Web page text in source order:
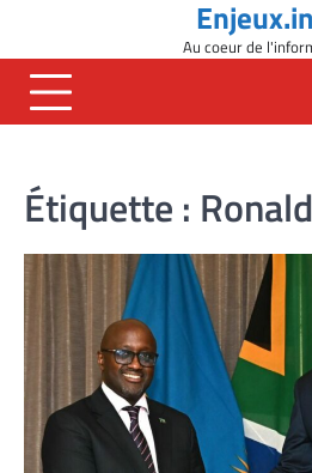
content
Au coeur de
Étiquette :